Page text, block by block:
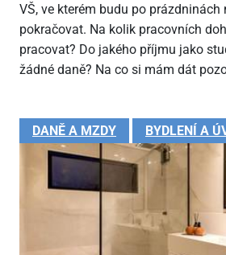
VŠ, ve kterém budu po prázdninách
pokračovat. Na kolik pracovních
pracovat? Do jakého příjmu jako
žádné daně? Na co si mám dát
DANĚ A MZDY BYDLENÍ A